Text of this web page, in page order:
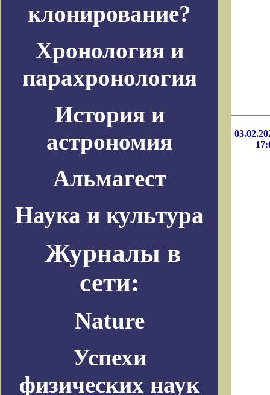
клонирование?
Хронология и
парахронология
История и
астрономия
Альмагест
Наука и культура
Журналы в
сети:
Nature
Успехи
физических наук